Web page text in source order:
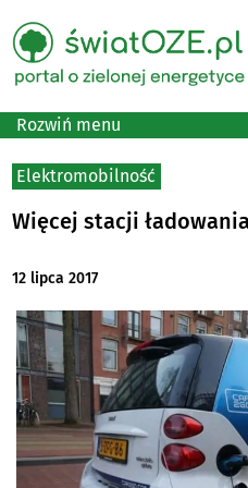
Rozwiń menu
Elektromobilność
Więcej stacji
12 lipca 2017